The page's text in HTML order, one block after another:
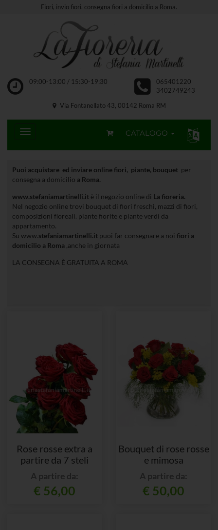
Fiori, invio fiori, consegna fiori a domicilio a Roma.
09:00-13:00 / 15:30-19:30
065401220
3402749243
Via Fontanellato 43, 00142 Roma RM
CATALOGO
Puoi acquistare ed inviare online fiori, piante, bouquet per
consegna a domicilio a Roma.
www.stefaniamartinelli.it è il negozio online di La fioreria.
Nel negozio online trovi bouquet di fiori freschi, mazzi di fiori,
composizioni floreali. piante fiorite e piante verdi da
appartamento.
Su www.stefaniamartinelli.it puoi far consegnare a noi fiori a
domicilio a Roma ,anche in giornata
LA CONSEGNA È GRATUITA A ROMA
Rose rosse extra a
partire da 7 steli
A partire da:
€ 56,00
Bouquet di rose rosse
e mimosa
A partire da:
€ 50,00